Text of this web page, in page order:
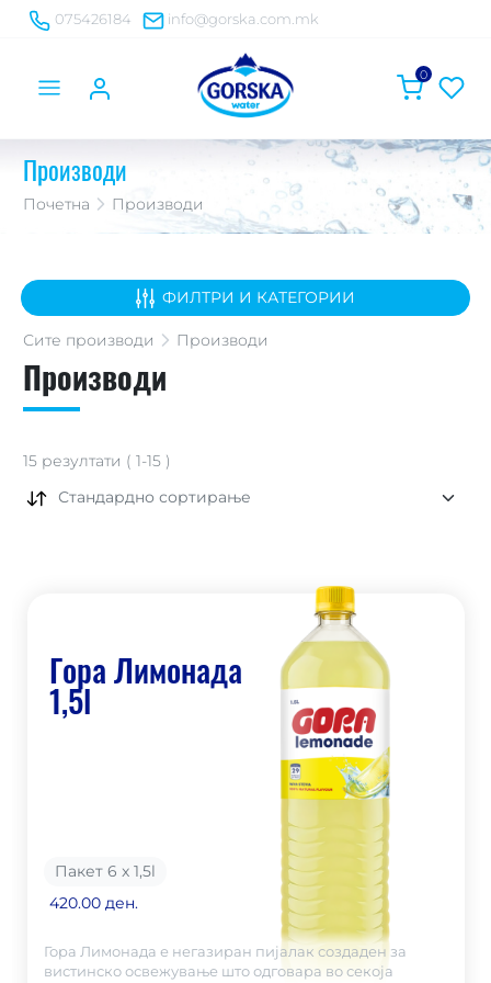
075426184 info@gorska.com.mk
0
Производи
Почетна Производи
ФИЛТРИ И КАТЕГОРИИ
Сите производи Производи
Производи
15 резултати ( 1-15 )
Стандардно сортирање
Гора Лимонада
1,5l
Пакет 6 x 1,5l
420.00 ден.
Гора Лимонада е негазиран пијалак создаден за
вистинско освежување што одговара во секоја